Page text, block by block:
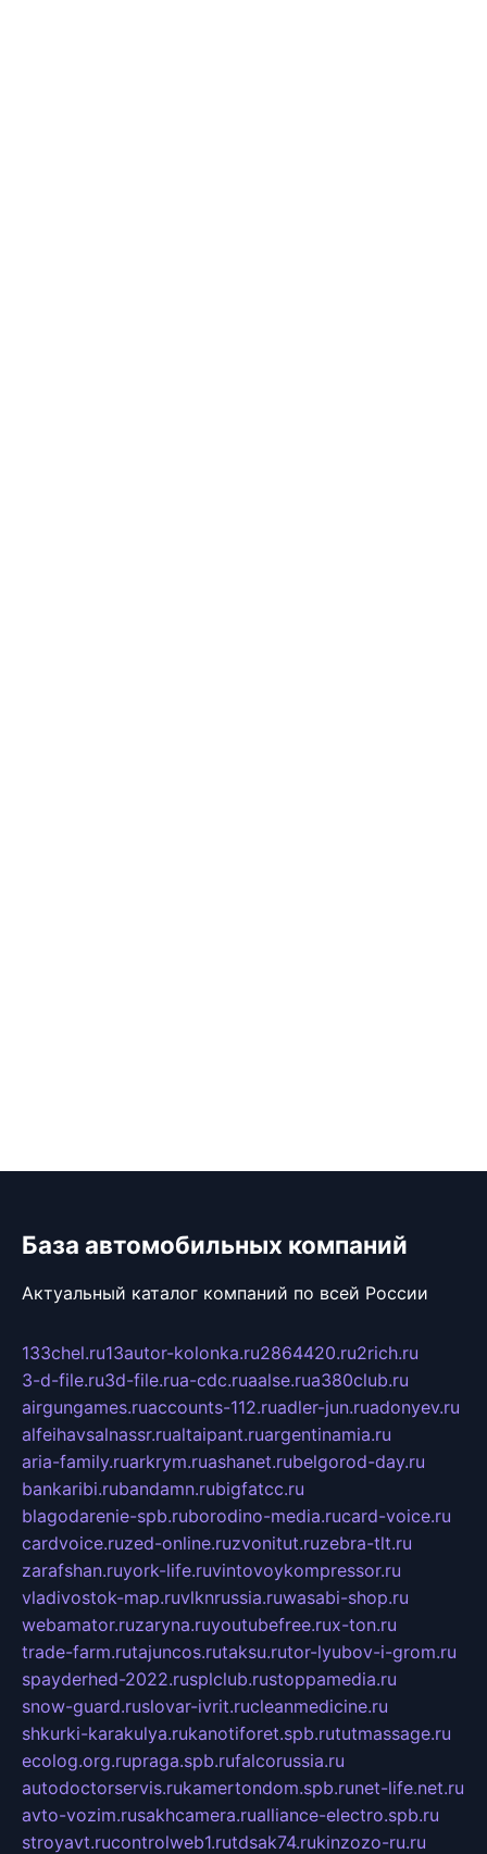
База автомобильных компаний
Актуальный каталог компаний по всей России
133chel.ru13autor-kolonka.ru2864420.ru2rich.ru
3-d-file.ru3d-file.rua-cdc.ruaalse.rua380club.ru
airgungames.ruaccounts-112.ruadler-jun.ruadonyev.ru
alfeihavsalnassr.rualtaipant.ruargentinamia.ru
aria-family.ruarkrym.ruashanet.rubelgorod-day.ru
bankaribi.rubandamn.rubigfatcc.ru
blagodarenie-spb.ruborodino-media.rucard-voice.ru
cardvoice.ruzed-online.ruzvonitut.ruzebra-tlt.ru
zarafshan.ruyork-life.ruvintovoykompressor.ru
vladivostok-map.ruvlknrussia.ruwasabi-shop.ru
webamator.ruzaryna.ruyoutubefree.rux-ton.ru
trade-farm.rutajuncos.rutaksu.rutor-lyubov-i-grom.ru
spayderhed-2022.rusplclub.rustoppamedia.ru
snow-guard.ruslovar-ivrit.rucleanmedicine.ru
shkurki-karakulya.rukanotiforet.spb.rututmassage.ru
ecolog.org.rupraga.spb.rufalcorussia.ru
autodoctorservis.rukamertondom.spb.runet-life.net.ru
avto-vozim.rusakhcamera.rualliance-electro.spb.ru
stroyavt.rucontrolweb1.rutdsak74.rukinzozo-ru.ru